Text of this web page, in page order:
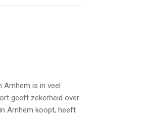
Arnhem is in veel
geeft zekerheid over
Arnhem koopt, heeft